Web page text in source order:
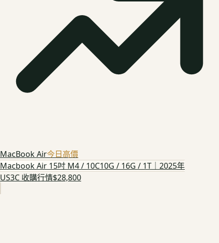
MacBook Air今日高價
Macbook Air 15吋 M4 / 10C10G / 16G / 1T｜2025年
US3C 收購行情$28,800